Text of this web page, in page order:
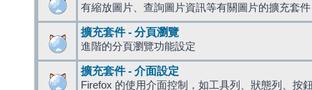
有縮放圖片、查詢圖片資訊等有關圖片的擴充套件
擴充套件 - 分頁瀏覽
進階的分頁瀏覽功能設定
擴充套件 - 介面設定
Firefox 的使用介面控制，如工具列、狀態列、按